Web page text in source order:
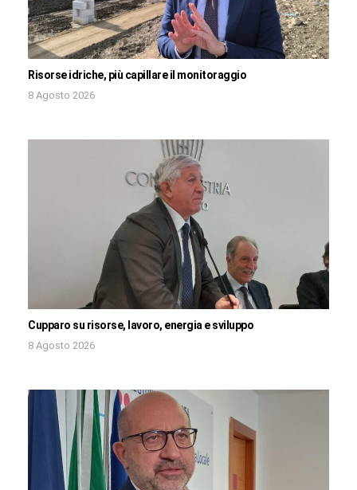
Risorse idriche, più capillare il monitoraggio
8 Agosto 2026
Cupparo su risorse, lavoro, energia e sviluppo
8 Agosto 2026